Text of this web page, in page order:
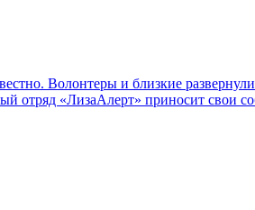
Волонтеры и близкие
отряд «ЛизаАлерт» приносит свои